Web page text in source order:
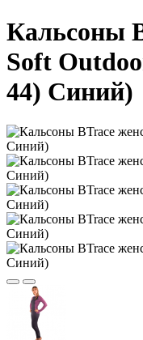
Кальсоны
Soft
44) Синий)